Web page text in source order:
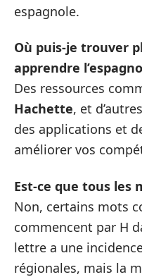
espagnole.
Où puis-je trouver
apprendre
Des ressources
Hachette, et
des applications et
améliorer vos
Est-ce que tous les
Non, certains mots
commencent par H
lettre a une
régionales, mais la